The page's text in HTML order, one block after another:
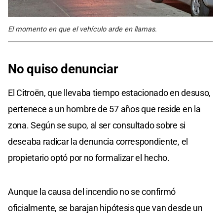
El momento en que el vehículo arde en llamas.
No quiso denunciar
El Citroën, que llevaba tiempo estacionado en desuso,
pertenece a un hombre de 57 años que reside en la
zona. Según se supo, al ser consultado sobre si
deseaba radicar la denuncia correspondiente, el
propietario optó por no formalizar el hecho.
Aunque la causa del incendio no se confirmó
oficialmente, se barajan hipótesis que van desde un